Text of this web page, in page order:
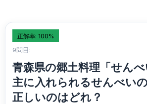
正解率: 100%
9問目:
青森県の郷土料理「せんべ
主に入れられるせんべい
正しいのはどれ？